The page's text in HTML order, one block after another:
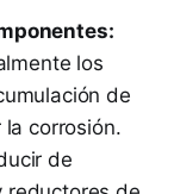
los
de
corrosión.
de